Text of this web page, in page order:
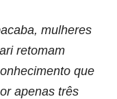
mulheres
retomam
que
apenas três